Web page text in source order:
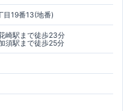
目19番13(地番)
崎駅まで徒歩23分
須駅まで徒歩25分